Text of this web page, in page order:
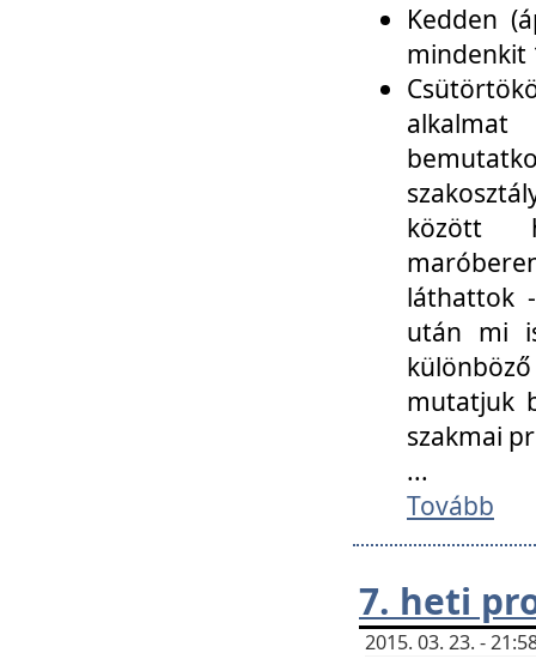
Kedden
mindenkit
között
láthattok
után mi
mutatjuk
szakmai
...
Tovább
7. heti
2015. 03. 23. -